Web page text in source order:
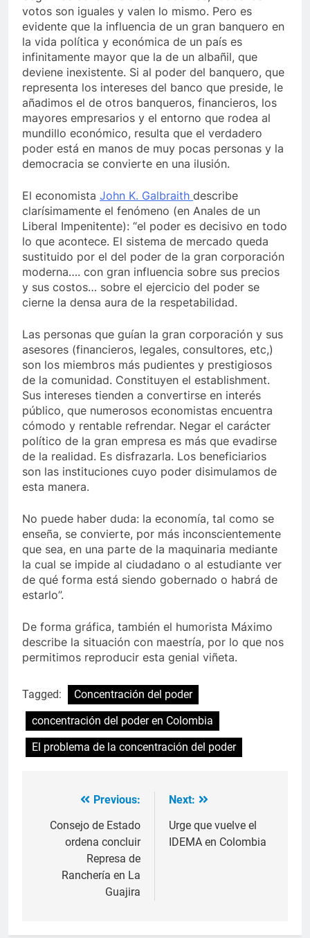
votos son iguales y valen lo mismo. Pero es
evidente que la influencia de un gran banquero en
la vida política y económica de un país es
infinitamente mayor que la de un albañil, que
deviene inexistente. Si al poder del banquero, que
representa los intereses del banco que preside, le
añadimos el de otros banqueros, financieros, los
mayores empresarios y el entorno que rodea al
mundillo económico, resulta que el verdadero
poder está en manos de muy pocas personas y la
democracia se convierte en una ilusión.
El economista John K. Galbraith describe
clarísimamente el fenómeno (en Anales de un
Liberal Impenitente): “el poder es decisivo en todo
lo que acontece. El sistema de mercado queda
sustituido por el del poder de la gran corporación
moderna…. con gran influencia sobre sus precios
y sus costos… sobre el ejercicio del poder se
cierne la densa aura de la respetabilidad.
Las personas que guían la gran corporación y sus
asesores (financieros, legales, consultores, etc,)
son los miembros más pudientes y prestigiosos
de la comunidad. Constituyen el establishment.
Sus intereses tienden a convertirse en interés
público, que numerosos economistas encuentra
cómodo y rentable refrendar. Negar el carácter
político de la gran empresa es más que evadirse
de la realidad. Es disfrazarla. Los beneficiarios
son las instituciones cuyo poder disimulamos de
esta manera.
No puede haber duda: la economía, tal como se
enseña, se convierte, por más inconscientemente
que sea, en una parte de la maquinaria mediante
la cual se impide al ciudadano o al estudiante ver
de qué forma está siendo gobernado o habrá de
estarlo”.
De forma gráfica, también el humorista Máximo
describe la situación con maestría, por lo que nos
permitimos reproducir esta genial viñeta.
Tagged:
Concentración del poder
concentración del poder en Colombia
El problema de la concentración del poder
Navegación
de
entradas
Previous:
Consejo de Estado
ordena concluir
Represa de
Ranchería en La
Guajira
Next:
Urge que vuelve el
IDEMA en Colombia